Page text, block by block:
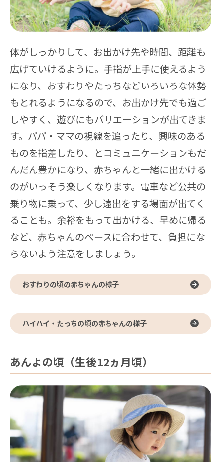
体がしっかりして、お出かけ先や時間、距離も
広げていけるように。手指が上手に使えるよう
になり、おすわりやたっちなどいろいろな体勢
もとれるようになるので、お出かけ先でも過ご
しやすく、遊びにもバリエーションが出てきま
す。パパ・ママの視線を追ったり、興味のある
ものを指差したり、とコミュニケーションもだ
んだん豊かになり、赤ちゃんと一緒に出かける
のがいっそう楽しくなります。電車など公共の
乗り物に乗って、少し遠出をする場面が出てく
ることも。余裕をもって出かける、早めに帰る
など、赤ちゃんのペースに合わせて、負担にな
らないよう注意をしましょう。
おすわりの頃の赤ちゃんの様子
ハイハイ・たっちの頃の赤ちゃんの様子
あんよの頃（生後12ヵ月頃）